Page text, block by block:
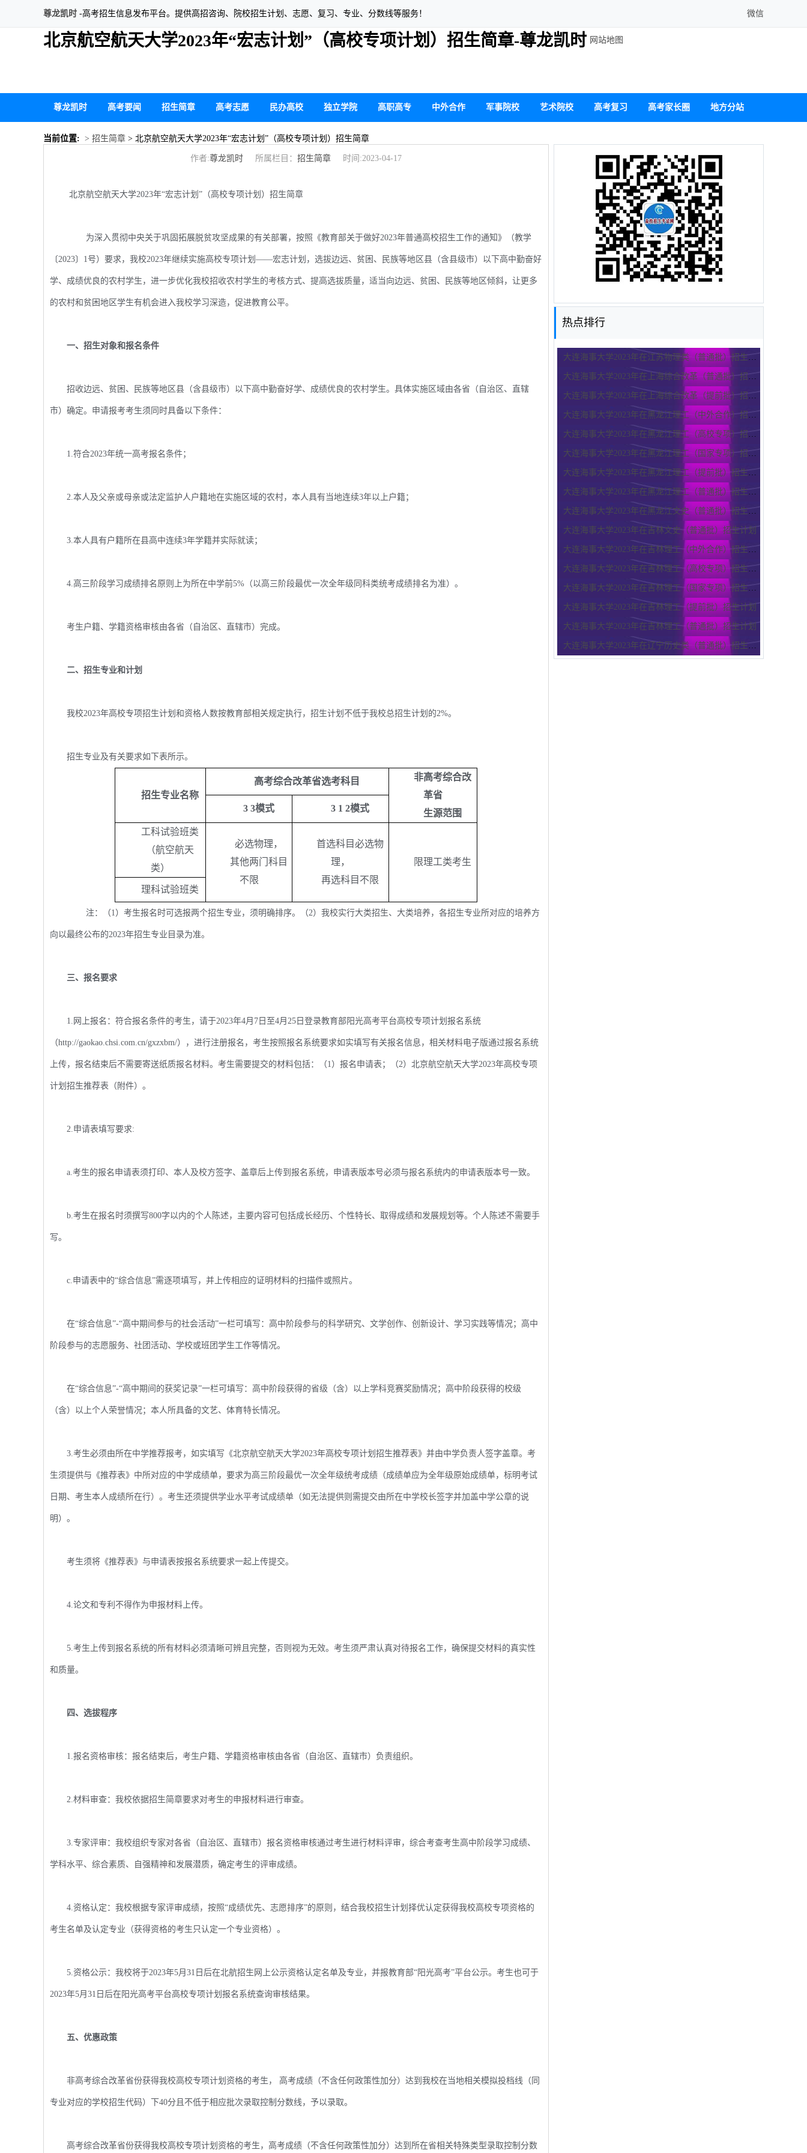
尊龙凯时 -高考招生信息发布平台。提供高招咨询、院校招生计划、志愿、复习、专业、分数线等服务！ 微信
北京航空航天大学2023年“宏志计划”（高校专项计划）招生简章-尊龙凯时
尊龙凯时 高考要闻 招生简章 高考志愿 民办高校 独立学院 高职高专 中外合作 军事院校 艺术院校 高考复习 高考家长圈 地方分站
当前位置: > 招生简章 > 北京航空航天大学2023年“宏志计划”（高校专项计划）招生简章
热点排行
大连海事大学2023年在江苏物理类（普通批）招生计划
大连海事大学2023年在上海综合改革（普通批）招生计划
大连海事大学2023年在上海综合改革（提前批）招生计划
大连海事大学2023年在黑龙江理工（中外合作）招生计划
大连海事大学2023年在黑龙江理工（高校专项）招生计划
大连海事大学2023年在黑龙江理工（国家专项）招生计划
大连海事大学2023年在黑龙江理工（提前批）招生计划
大连海事大学2023年在黑龙江理工（普通批）招生计划
大连海事大学2023年在黑龙江文史（普通批）招生计划
大连海事大学2023年在吉林文史（普通批）招生计划
大连海事大学2023年在吉林理工（中外合作）招生计划
大连海事大学2023年在吉林理工（高校专项）招生计划
大连海事大学2023年在吉林理工（国家专项）招生计划
大连海事大学2023年在吉林理工（提前批）招生计划
大连海事大学2023年在吉林理工（普通批）招生计划
大连海事大学2023年在辽宁历史类（普通批）招生计划
作者:尊龙凯时 所属栏目： 招生简章 时间:2023-04-17
北京航空航天大学2023年“宏志计划”（高校专项计划）招生简章
为深入贯彻中央关于巩固拓展脱贫攻坚成果的有关部署，按照《教育部关于做好2023年普通高校招生工作的通知》（教学
〔2023〕1号）要求，我校2023年继续实施高校专项计划——宏志计划，选拔边远、贫困、民族等地区县（含县级市）以下高中勤奋好
学、成绩优良的农村学生，进一步优化我校招收农村学生的考核方式、提高选拔质量，适当向边远、贫困、民族等地区倾斜，让更多
的农村和贫困地区学生有机会进入我校学习深造，促进教育公平。
一、招生对象和报名条件
招收边远、贫困、民族等地区县（含县级市）以下高中勤奋好学、成绩优良的农村学生。具体实施区域由各省（自治区、直辖
市）确定。申请报考考生须同时具备以下条件：
1.符合2023年统一高考报名条件；
2.本人及父亲或母亲或法定监护人户籍地在实施区域的农村，本人具有当地连续3年以上户籍；
3.本人具有户籍所在县高中连续3年学籍并实际就读；
4.高三阶段学习成绩排名原则上为所在中学前5%（以高三阶段最优一次全年级同科类统考成绩排名为准）。
考生户籍、学籍资格审核由各省（自治区、直辖市）完成。
二、招生专业和计划
我校2023年高校专项招生计划和资格人数按教育部相关规定执行，招生计划不低于我校总招生计划的2%。
招生专业及有关要求如下表所示。
招生专业名称
高考综合改革省选考科目
非高考综合改
革省
生源范围
3 3模式 3 1 2模式
工科试验班类
（航空航天
类）
必选物理，
其他两门 科目
不限
首选科目必选物
理，
再选科目不限
限理工类考生
理科试验班类
注：（1）考生报名时可选报两个招生专业，须明确排序。（2）我校实行大类招生、大类培养，各招生专业所对应的培养方
向以最终公布的2023年招生专业目录为准。
三、报名要求
1.网上报名：符合报名条件的考生，请于2023年4月7日至4月25日登录教育部阳光高考平台高校专项计划报名系统
（http://gaokao.chsi.com.cn/gxzxbm/），进行注册报名，考生按照报名系统要求如实填写有关报名信息，相关材料电子版通过报名系统
上传，报名结束后不需要寄送纸质报名材料。考生需要提交的材料包括：（1）报名申请表；（2）北京航空航天大学2023年高校专项
计划招生推荐表（附件）。
2.申请表填写要求:
a.考生的报名申请表须打印、本人及校方签字、盖章后上传到报名系统，申请表版本号必须与报名系统内的申请表版本号一致。
b.考生在报名时须撰写800字以内的个人陈述，主要内容可包括成长经历、个性特长、取得成绩和发展规划等。个人陈述不需要手
写。
c.申请表中的“综合信息”需逐项填写，并上传相应的证明材料的扫描件或照片。
在“综合信息”-“高中期间参与的社会活动”一栏可填写：高中阶段参与的科学研究、文学创作、创新设计、学习实践等情况；高中
阶段参与的志愿服务、社团活动、学校或班团学生工作等情况。
在“综合信息”-“高中期间的获奖记录”一栏可填写：高中阶段获得的省级（含）以上学科竞赛奖励情况；高中阶段获得的校级
（含）以上个人荣誉情况；本人所具备的文艺、体育特长情况。
3.考生必须由所在中学推荐报考，如实填写《北京航空航天大学2023年高校专项计划招生推荐表》并由中学负责人签字盖章。考
生须提供与《推荐表》中所对应的中学成绩单，要求为高三阶段最优一次全年级统考成绩（成绩单应为全年级原始成绩单，标明考试
日期、考生本人成绩所在行）。考生还须提供学业水平考试成绩单（如无法提供则需提交由所在中学校长签字并加盖中学公章的说
明）。
考生须将《推荐表》与申请表按报名系统要求一起上传提交。
4.论文和专利不得作为申报材料上传。
5.考生上传到报名系统的所有材料必须清晰可辨且完整，否则视为无效。考生须严肃认真对待报名工作，确保提交材料的真实性
和质量。
四、选拔程序
1.报名资格审核：报名结束后，考生户籍、学籍资格审核由各省（自治区、直辖市）负责组织。
2.材料审查：我校依据招生简章要求对考生的申报材料进行审查。
3.专家评审：我校组织专家对各省（自治区、直辖市）报名资格审核通过考生进行材料评审，综合考查考生高中阶段学习成绩、
学科水平、综合素质、自强精神和发展潜质，确定考生的评审成绩。
4.资格认定：我校根据专家评审成绩，按照“成绩优先、志愿排序”的原则，结合我校招生计划择优认定获得我校高校专项资格的
考生名单及认定专业（获得资格的考生只认定一个专业资格）。
5.资格公示：我校将于2023年5月31日后在北航招生网上公示资格认定名单及专业，并报教育部“阳光高考”平台公示。考生也可于
2023年5月31日后在阳光高考平台高校专项计划报名系统查询审核结果。
五、优惠政策
非高考综合改革省份获得我校高校专项计划资格的考生， 高考成绩（不含任何政策性加分）达到我校在当地相关模拟投档线（同
专业对应的学校招生代码）下40分且不低于相应批次录取控制分数线，予以录取。
高考综合改革省份获得我校高校专项计划资格的考生，高考成绩（不含任何政策性加分）达到所在省相关特殊类型录取控制分数
网站地图